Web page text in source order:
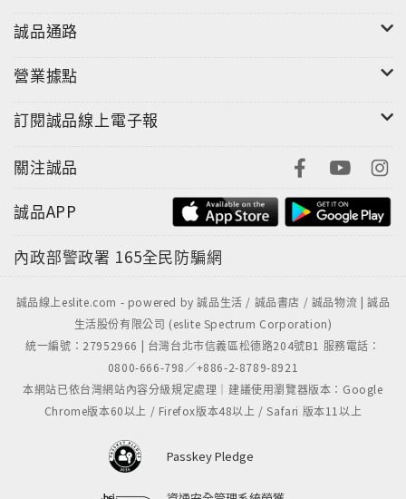
臺灣產業正以創新與永續為核心，從製程到材料全面轉
材料，是產業升級的契機，也是為全球永續發展注入臺
誠品通路
營業據點
訂閱誠品線上電子報
關注誠品
誠品APP
內政部警政署 165全民防騙網
誠品線上eslite.com - powered by 誠品生活 / 誠品書店 / 誠品物流 | 誠品
生活股份有限公司 (eslite Spectrum Corporation)
統一編號：27952966 | 台灣台北市信義區松德路204號B1 服務電話：
0800-666-798／+886-2-8789-8921
本網站已依台灣網站內容分級規定處理｜建議使用瀏覽器版本：Google
Chrome版本60以上 / Firefox版本48以上 / Safari 版本11以上
Passkey Pledge